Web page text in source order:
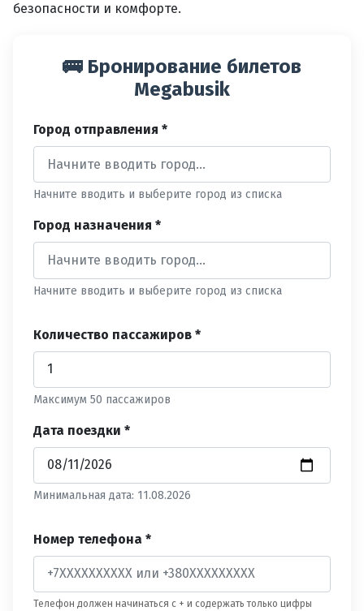
безопасности и комфорте.
🚌 Бронирование билетов
Megabusik
Город отправления *
Начните вводить и выберите город из списка
Город назначения *
Начните вводить и выберите город из списка
Количество пассажиров *
Максимум 50 пассажиров
Дата поездки *
Минимальная дата: 11.08.2026
Номер телефона *
Телефон должен начинаться с + и содержать только цифры